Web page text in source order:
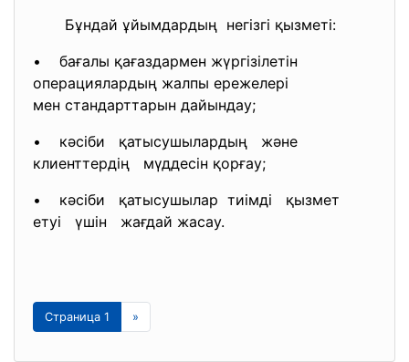
Бұндай ұйымдардың негізгі қызметі:
• бағалы қағаздармен жүргізілетін
операциялардың жалпы ережелері
мен стандарттарын дайындау;
• кәсіби қатысушылардың және
клиенттердің мүддесін қорғау;
• кәсіби қатысушылар тиімді қызмет
етуі үшін жағдай жасау.
Страница 1 »